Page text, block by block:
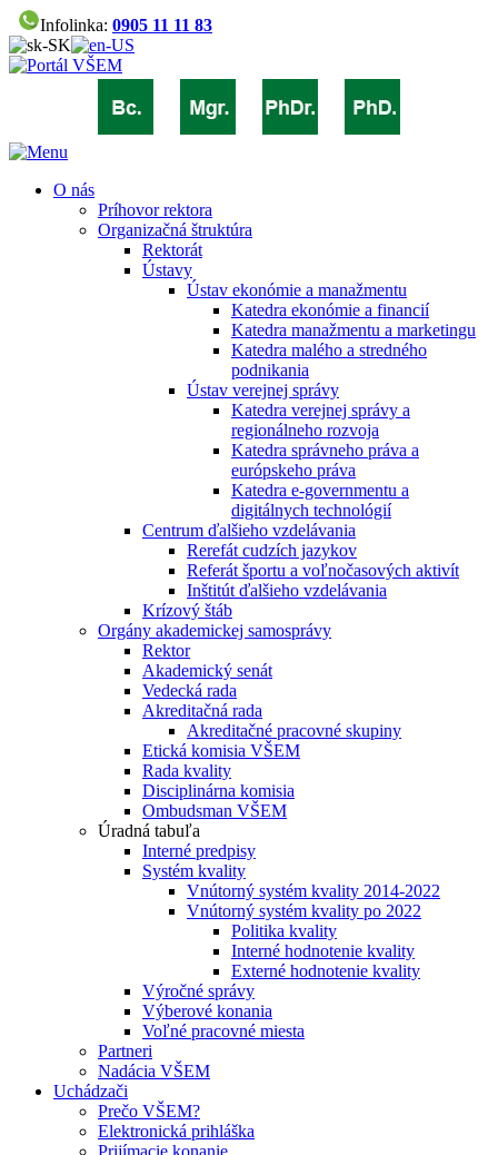
Infolinka: 0905 11 11 83
O nás
Príhovor rektora
Organizačná štruktúra
Rektorát
Ústavy
Ústav ekonómie a manažmentu
Katedra ekonómie a financií
Katedra manažmentu a marketingu
Katedra malého a stredného
podnikania
Ústav verejnej správy
Katedra verejnej správy a
regionálneho rozvoja
Katedra správneho práva a
európskeho práva
Katedra e-governmentu a
digitálnych technológií
Centrum ďalšieho vzdelávania
Rerefát cudzích jazykov
Referát športu a voľnočasových aktivít
Inštitút ďalšieho vzdelávania
Krízový štáb
Orgány akademickej samosprávy
Rektor
Akademický senát
Vedecká rada
Akreditačná rada
Akreditačné pracovné skupiny
Etická komisia VŠEM
Rada kvality
Disciplinárna komisia
Ombudsman VŠEM
Úradná tabuľa
Interné predpisy
Systém kvality
Vnútorný systém kvality 2014-2022
Vnútorný systém kvality po 2022
Politika kvality
Interné hodnotenie kvality
Externé hodnotenie kvality
Výročné správy
Výberové konania
Voľné pracovné miesta
Partneri
Nadácia VŠEM
Uchádzači
Prečo VŠEM?
Elektronická prihláška
Prijímacie konanie